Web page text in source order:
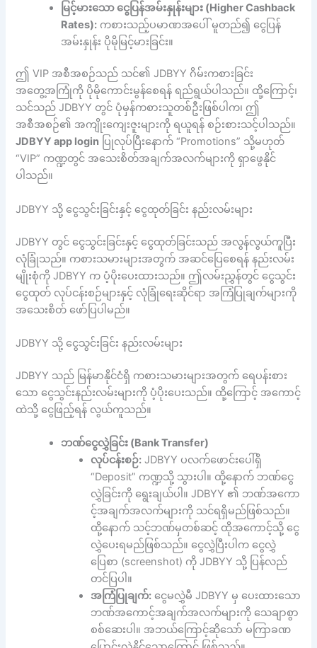
မြင့်မားသော ငွေပြန်အမ်းနှုန်းများ (Higher Cashback
Rates): ကစားသည့်ပမာဏအပေါ် မူတည်၍ ငွေပြန်
အမ်းနှုန်း ပိုမိုမြင့်မားခြင်း။
ဤ VIP အစီအစဉ်သည် သင်၏ JDBYY ဂိမ်းကစားခြင်း
အတွေ့အကြုံကို ပိုမိုကောင်းမွန်စေရန် ရည်ရွယ်ပါသည်။ ထို့ကြောင့်၊
သင်သည် JDBYY တွင် ပုံမှန်ကစားသူတစ်ဦးဖြစ်ပါက၊ ဤ
အစီအစဉ်၏ အကျိုးကျေးဇူးများကို ရယူရန် စဉ်းစားသင့်ပါသည်။
JDBYY app login ပြုလုပ်ပြီးနောက် “Promotions” သို့မဟုတ်
“VIP” ကဏ္ဍတွင် အသေးစိတ်အချက်အလက်များကို ရှာဖွေနိုင်
ပါသည်။
JDBYY သို့ ငွေသွင်းခြင်းနှင့် ငွေထုတ်ခြင်း နည်းလမ်းများ
JDBYY တွင် ငွေသွင်းခြင်းနှင့် ငွေထုတ်ခြင်းသည် အလွန်လွယ်ကူပြီး
လုံခြုံသည်။ ကစားသမားများအတွက် အဆင်ပြေစေရန် နည်းလမ်း
မျိုးစုံကို JDBYY က ပံ့ပိုးပေးထားသည်။ ဤလမ်းညွှန်တွင် ငွေသွင်း
ငွေထုတ် လုပ်ငန်းစဉ်များနှင့် လုံခြုံရေးဆိုင်ရာ အကြံပြုချက်များကို
အသေးစိတ် ဖော်ပြပါမည်။
JDBYY သို့ ငွေသွင်းခြင်း နည်းလမ်းများ
JDBYY သည် မြန်မာနိုင်ငံရှိ ကစားသမားများအတွက် ရေပန်းစား
သော ငွေသွင်းနည်းလမ်းများကို ပံ့ပိုးပေးသည်။ ထို့ကြောင့် အကောင့်
ထဲသို့ ငွေဖြည့်ရန် လွယ်ကူသည်။
ဘဏ်ငွေလွှဲခြင်း (Bank Transfer)
လုပ်ငန်းစဉ်: JDBYY ပလက်ဖောင်းပေါ်ရှိ
“Deposit” ကဏ္ဍသို့ သွားပါ။ ထို့နောက် ဘဏ်ငွေ
လွှဲခြင်းကို ရွေးချယ်ပါ။ JDBYY ၏ ဘဏ်အကော
င့်အချက်အလက်များကို သင်ရရှိမည်ဖြစ်သည်။
ထို့နောက် သင့်ဘဏ်မှတစ်ဆင့် ထိုအကောင့်သို့ ငွေ
လွှဲပေးရမည်ဖြစ်သည်။ ငွေလွှဲပြီးပါက ငွေလွှဲ
ပြေစာ (screenshot) ကို JDBYY သို့ ပြန်လည်
တင်ပြပါ။
အကြံပြုချက်: ငွေမလွှဲမီ JDBYY မှ ပေးထားသော
ဘဏ်အကောင့်အချက်အလက်များကို သေချာစွာ
စစ်ဆေးပါ။ အဘယ်ကြောင့်ဆိုသော် မကြာခဏ